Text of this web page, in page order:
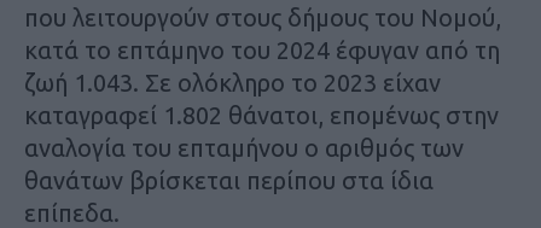
που λειτουργούν στους δήμους του Νομού,
κατά το επτάμηνο του 2024 έφυγαν από τη
ζωή 1.043. Σε ολόκληρο το 2023 είχαν
καταγραφεί 1.802 θάνατοι, επομένως στην
αναλογία του επταμήνου ο αριθμός των
θανάτων βρίσκεται περίπου στα ίδια
επίπεδα.